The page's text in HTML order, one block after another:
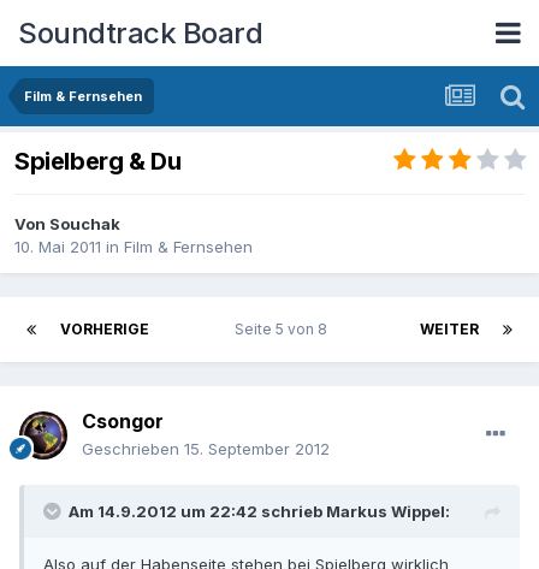
Soundtrack Board
Film & Fernsehen
Spielberg & Du
Von Souchak
10. Mai 2011 in Film & Fernsehen
VORHERIGE WEITER
Seite 5 von 8
Csongor
Geschrieben 15. September 2012
Am 14.9.2012 um 22:42 schrieb Markus Wippel:
Also auf der Habenseite stehen bei Spielberg wirklich